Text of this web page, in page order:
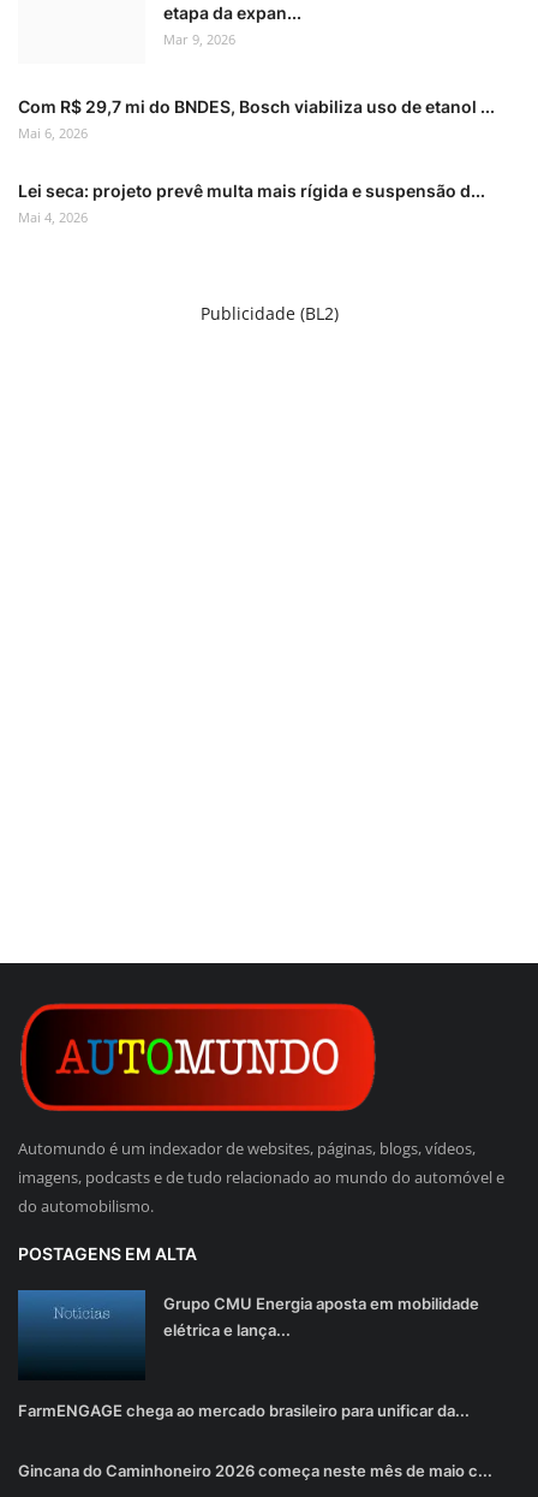
etapa da expan...
Mar 9, 2026
Com R$ 29,7 mi do BNDES, Bosch viabiliza uso de etanol ...
Mai 6, 2026
Lei seca: projeto prevê multa mais rígida e suspensão d...
Mai 4, 2026
Publicidade (BL2)
Automundo é um indexador de websites, páginas, blogs, vídeos,
imagens, podcasts e de tudo relacionado ao mundo do automóvel e
do automobilismo.
POSTAGENS EM ALTA
Grupo CMU Energia aposta em mobilidade
elétrica e lança...
FarmENGAGE chega ao mercado brasileiro para unificar da...
Gincana do Caminhoneiro 2026 começa neste mês de maio c...